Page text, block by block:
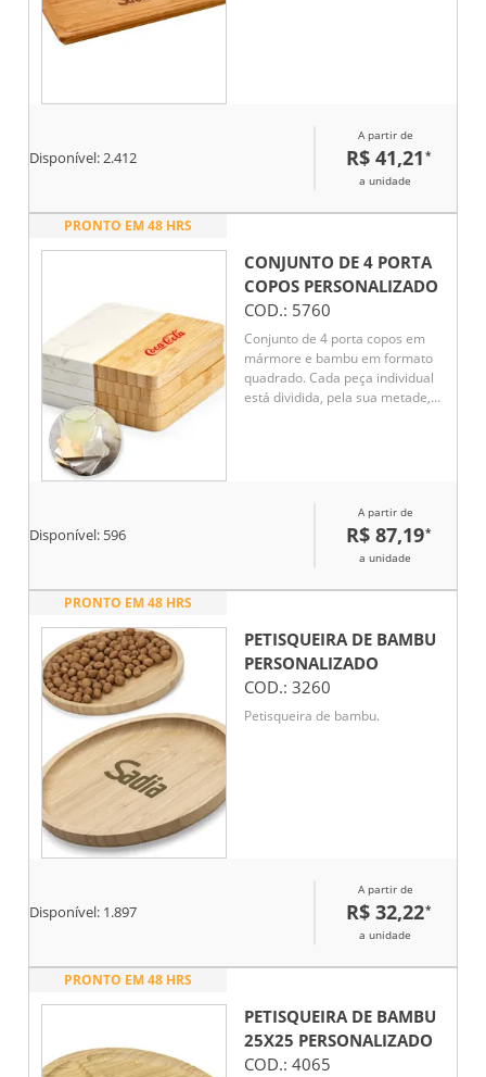
Disponível:2.412
A partir de
R$ 41,21 *
a unidade
PRONTO EM 48 HRS
CONJUNTO DE 4 PORTA
COPOS PERSONALIZADO
COD.: 5760
Conjunto de 4 porta copos em
mármore e bambu em formato
quadrado. Cada peça individual
está dividida, pela sua metade,
nos materiais naturais pode
variar entre produtos. 100 x 100
Disponível: 596
A partir de
R$ 87,19*
a unidade
PRONTO EM 48 HRS
PETISQUEIRA DE BAMBU
PERSONALIZADO
COD.: 3260
Petisqueira de bambu.
Disponível: 1.897
A partir de
R$ 32,22*
a unidade
PRONTO EM 48 HRS
PETISQUEIRA DE BAMBU
25X25 PERSONALIZADO
COD.: 4065